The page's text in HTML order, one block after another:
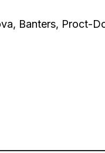
Banters, Proct-